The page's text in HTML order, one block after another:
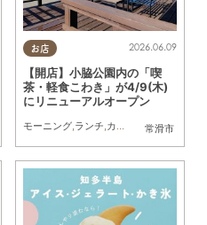
知多市,半田市,常滑市,南知多町
専門店,まとめ記事
お店
常滑市
2026.06.09
【開店】小脇公園内の「喫
茶・軽食こわき」が4/9(木)
にリニューアルオープン
モーニング,ランチ,カフェ スイーツ